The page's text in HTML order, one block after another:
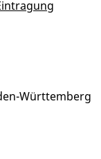
Württemberg